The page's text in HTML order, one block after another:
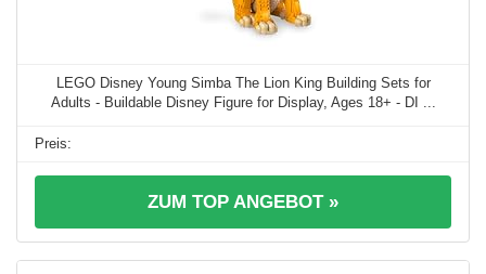
LEGO Disney Young Simba The Lion King Building Sets for
Adults - Buildable Disney Figure for Display, Ages 18+ - DI ...
ZUM TOP ANGEBOT »